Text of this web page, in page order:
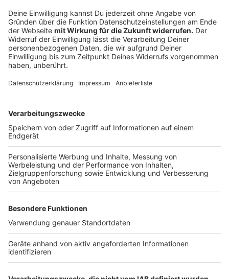
Die Jury
Anzeige
Zur Jury des NRW-Pressefotos gehörten:
André Kuper, Präsident des Landtags
der Fotografinnen und Fotografen
Volkmar Kah, Geschäftsführer Deutscher
Journalistenverband NRW
Zeitungsverlags Aachen und Mitglied des
Vorstands des Zeitungsverlegerverbands NRW
José Narciandi, Landtagskorrespondent Radio
Landespressekonferenz
Prof. Elke Seeger, Fotografie und Konzeption,
Prorektorin für Studium und Lehre, Folkwang
Universität der Künste
Georg Jorczyk, Grimme-Institut
Fabian Ritter, Preisträger NRW-Pressefoto 2024